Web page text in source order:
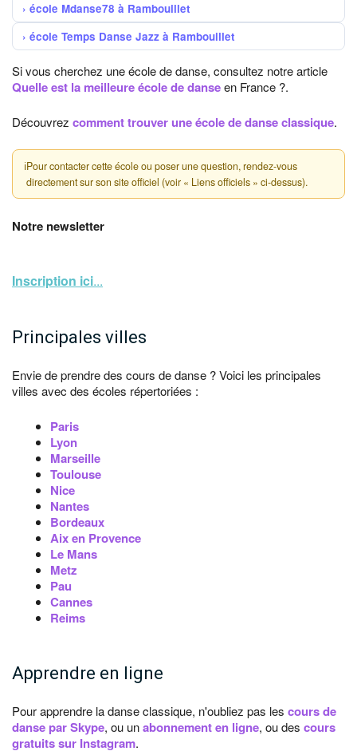
école Mdanse78 à Rambouillet
école Temps Danse Jazz à Rambouillet
Si vous cherchez une école de danse, consultez notre article
Quelle est la meilleure école de danseen France ?.
Découvrez comment trouver une école de danse classique.
ℹPour contacter cette école ou poser une question, rendez-vous
directement sur son site officiel (voir « Liens officiels » ci-dessus).
Notre newsletter
Inscription ici...
Principales villes
Envie de prendre des cours de danse ? Voici les principales
villes avec des écoles répertoriées :
Paris
Lyon
Marseille
Toulouse
Nice
Nantes
Bordeaux
Aix en Provence
Le Mans
Metz
Pau
Cannes
Reims
Apprendre en ligne
Pour apprendre la danse classique, n'oubliez pas les cours de
danse par Skype, ou unabonnement en ligne, ou des cours
gratuits sur Instagram.